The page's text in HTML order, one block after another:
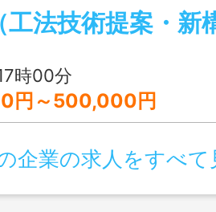
務経験者 ・技術士（建
士等の資格保有者が望
校（高専以上）を卒業後
で社用車の運転あり
時00分
円～500,000円
企業の求人をすべて